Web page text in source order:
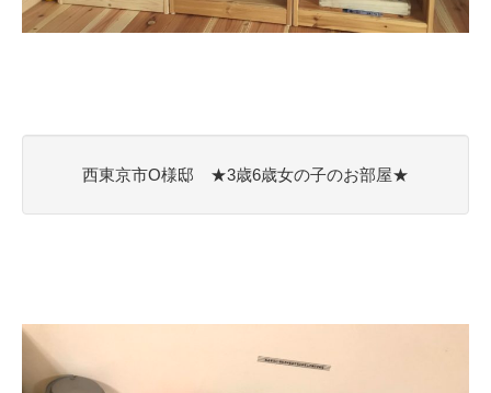
西東京市O様邸 ★3歳6歳女の子のお部屋★